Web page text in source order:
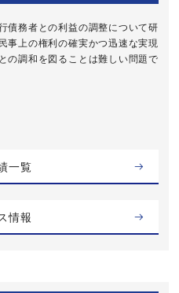
債務者との利益の調整について研
事上の権利の確実かつ迅速な実現
の調和を図ることは難しい問題で
一覧
情報